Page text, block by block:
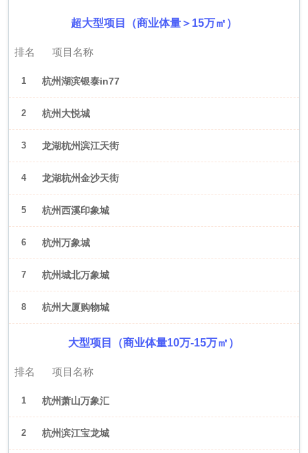
超大型项目（商业体量＞15万㎡）
排名 项目名称
1 杭州湖滨银泰in77
2 杭州大悦城
3 龙湖杭州滨江天街
4 龙湖杭州金沙天街
5 杭州西溪印象城
6 杭州万象城
7 杭州城北万象城
8 杭州大厦购物城
大型项目（商业体量10万-15万㎡）
排名 项目名称
1 杭州萧山万象汇
2 杭州滨江宝龙城